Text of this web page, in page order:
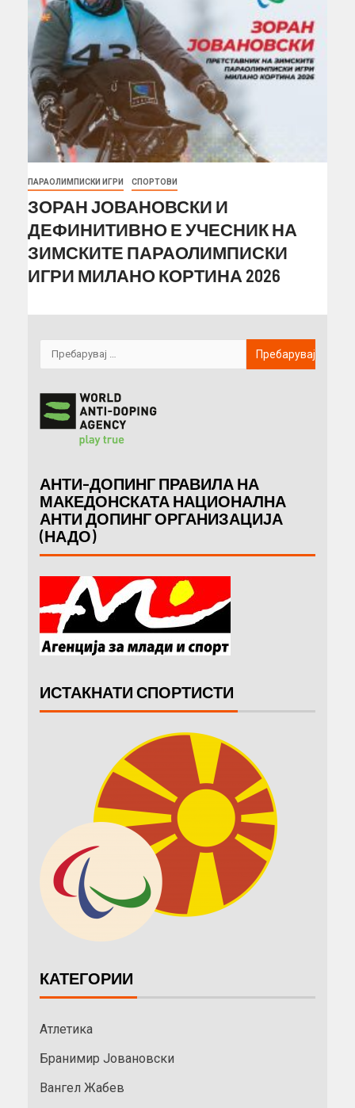
ПАРАОЛИМПИСКИ ИГРИ СПОРТОВИ
ЗОРАН ЈОВАНОВСКИ И
ДЕФИНИТИВНО Е УЧЕСНИК НА
ЗИМСКИТЕ ПАРАОЛИМПИСКИ
ИГРИ МИЛАНО КОРТИНА 2026
АНТИ-ДОПИНГ ПРАВИЛА НА
МАКЕДОНСКАТА НАЦИОНАЛНА
АНТИ ДОПИНГ ОРГАНИЗАЦИЈА
(НАДО)
ИСТАКНАТИ СПОРТИСТИ
КАТЕГОРИИ
Атлетика
Бранимир Јовановски
Вангел Жабев